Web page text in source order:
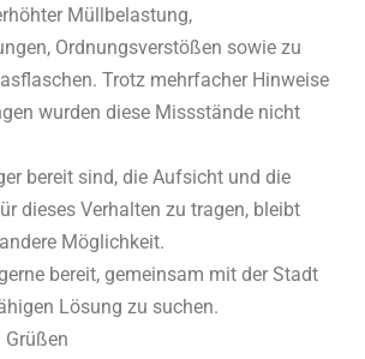
Müllbelastung,
Ordnungsverstößen sowie zu
Trotz mehrfacher Hinweise
wurden diese Missstände nicht
bereit sind, die Aufsicht und die
dieses Verhalten zu tragen, bleibt
Möglichkeit.
bereit, gemeinsam mit der Stadt
Lösung zu suchen.